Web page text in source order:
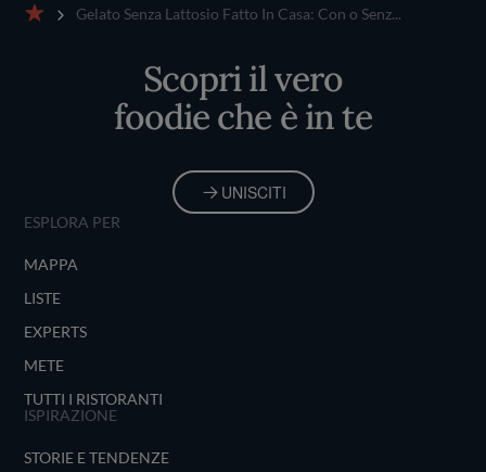
Gelato Senza Lattosio Fatto In Casa: Con o Senz...
Scopri il vero
foodie che è in te
UNISCITI
ESPLORA PER
MAPPA
LISTE
EXPERTS
METE
TUTTI I RISTORANTI
ISPIRAZIONE
STORIE E TENDENZE